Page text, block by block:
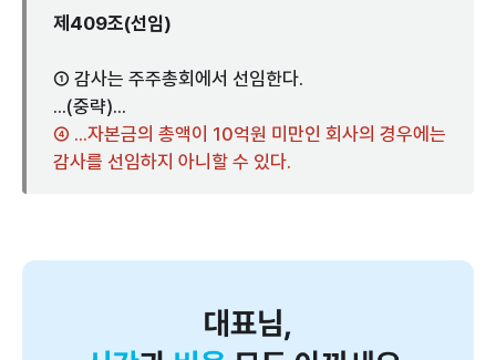
제409조(선임)
① 감사는 주주총회에서 선임한다.
...(중략)...
④ ...자본금의 총액이 10억원 미만인 회사의 경우에는
감사를 선임하지 아니할 수 있다.